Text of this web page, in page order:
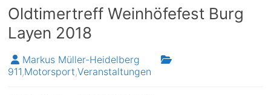
Oldtimertreff Weinhöfefest Burg
Layen 2018
Markus Müller-Heidelberg
911,Motorsport,Veranstaltungen